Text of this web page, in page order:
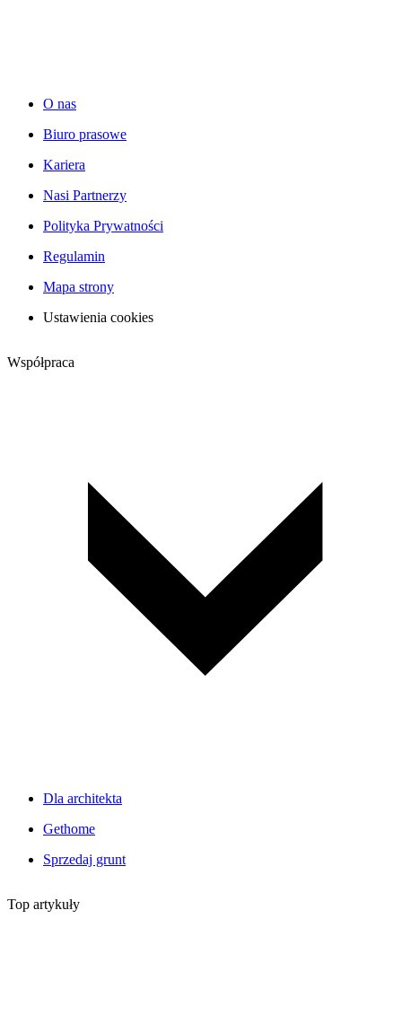
O nas
Biuro prasowe
Kariera
Nasi Partnerzy
Polityka Prywatności
Regulamin
Mapa strony
Ustawienia cookies
Współpraca
Dla architekta
Gethome
Sprzedaj grunt
Top artykuły